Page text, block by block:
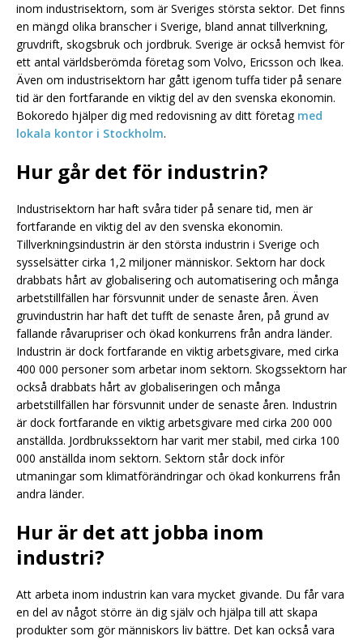
inom industrisektorn, som är Sveriges största sektor. Det finns
en mängd olika branscher i Sverige, bland annat tillverkning,
gruvdrift, skogsbruk och jordbruk. Sverige är också hemvist för
ett antal världsberömda företag som Volvo, Ericsson och Ikea.
Även om industrisektorn har gått igenom tuffa tider på senare
tid är den fortfarande en viktig del av den svenska ekonomin.
Bokoredo hjälper dig med redovisning av ditt företag med
lokala kontor i Stockholm.
Hur går det för industrin?
Industrisektorn har haft svåra tider på senare tid, men är
fortfarande en viktig del av den svenska ekonomin.
Tillverkningsindustrin är den största industrin i Sverige och
sysselsätter cirka 1,2 miljoner människor. Sektorn har dock
drabbats hårt av globalisering och automatisering och många
arbetstillfällen har försvunnit under de senaste åren. Även
gruvindustrin har haft det tufft de senaste åren, på grund av
fallande råvarupriser och ökad konkurrens från andra länder.
Industrin är dock fortfarande en viktig arbetsgivare, med cirka
400 000 personer som arbetar inom sektorn. Skogssektorn har
också drabbats hårt av globaliseringen och många
arbetstillfällen har försvunnit under de senaste åren. Industrin
är dock fortfarande en viktig arbetsgivare med cirka 200 000
anställda. Jordbrukssektorn har varit mer stabil, med cirka 100
000 anställda inom sektorn. Sektorn står dock inför
utmaningar som klimatförändringar och ökad konkurrens från
andra länder.
Hur är det att jobba inom
industri?
Att arbeta inom industrin kan vara mycket givande. Du får vara
en del av något större än dig själv och hjälpa till att skapa
produkter som gör människors liv bättre. Det kan också vara